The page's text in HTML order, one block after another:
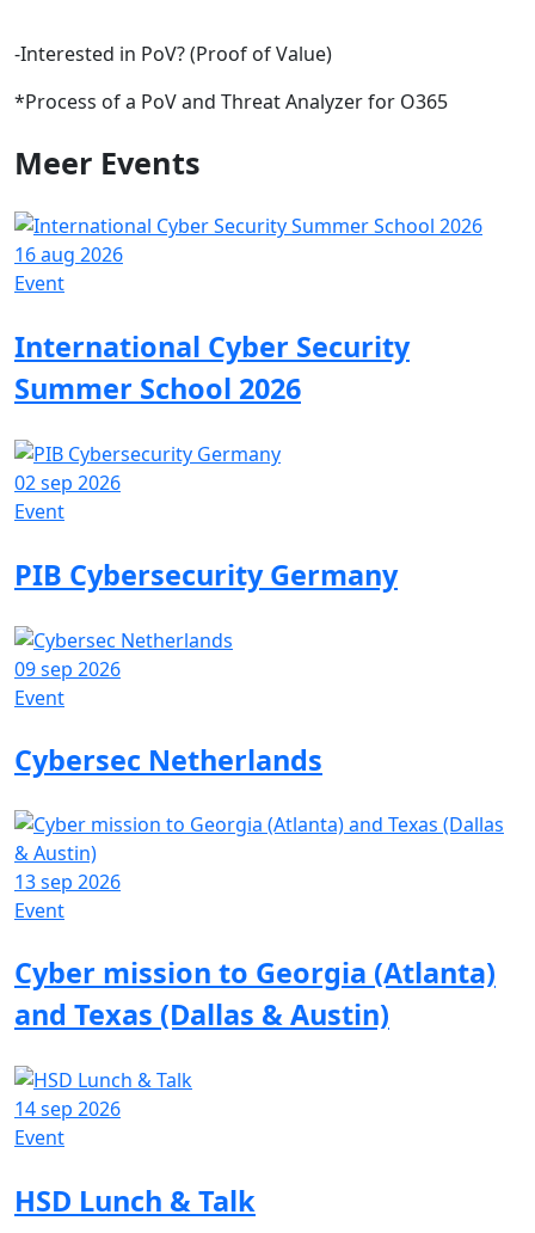
-Interested in PoV? (Proof of Value)
*Process of a PoV and Threat Analyzer for O365
Meer Events
16 aug 2026
Event
International Cyber Security
Summer School 2026
02 sep 2026
Event
PIB Cybersecurity Germany
09 sep 2026
Event
Cybersec Netherlands
13 sep 2026
Event
Cyber mission to Georgia (Atlanta)
and Texas (Dallas & Austin)
14 sep 2026
Event
HSD Lunch & Talk